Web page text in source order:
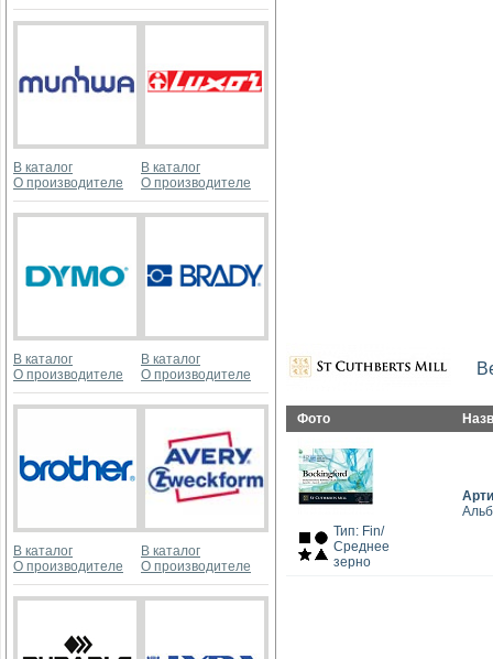
В каталог
О производителе
В каталог
О производителе
В каталог
О производителе
В каталог
О производителе
В каталог
О производителе
В каталог
О производителе
Фото
Тип: Fin/
Среднее
зерно